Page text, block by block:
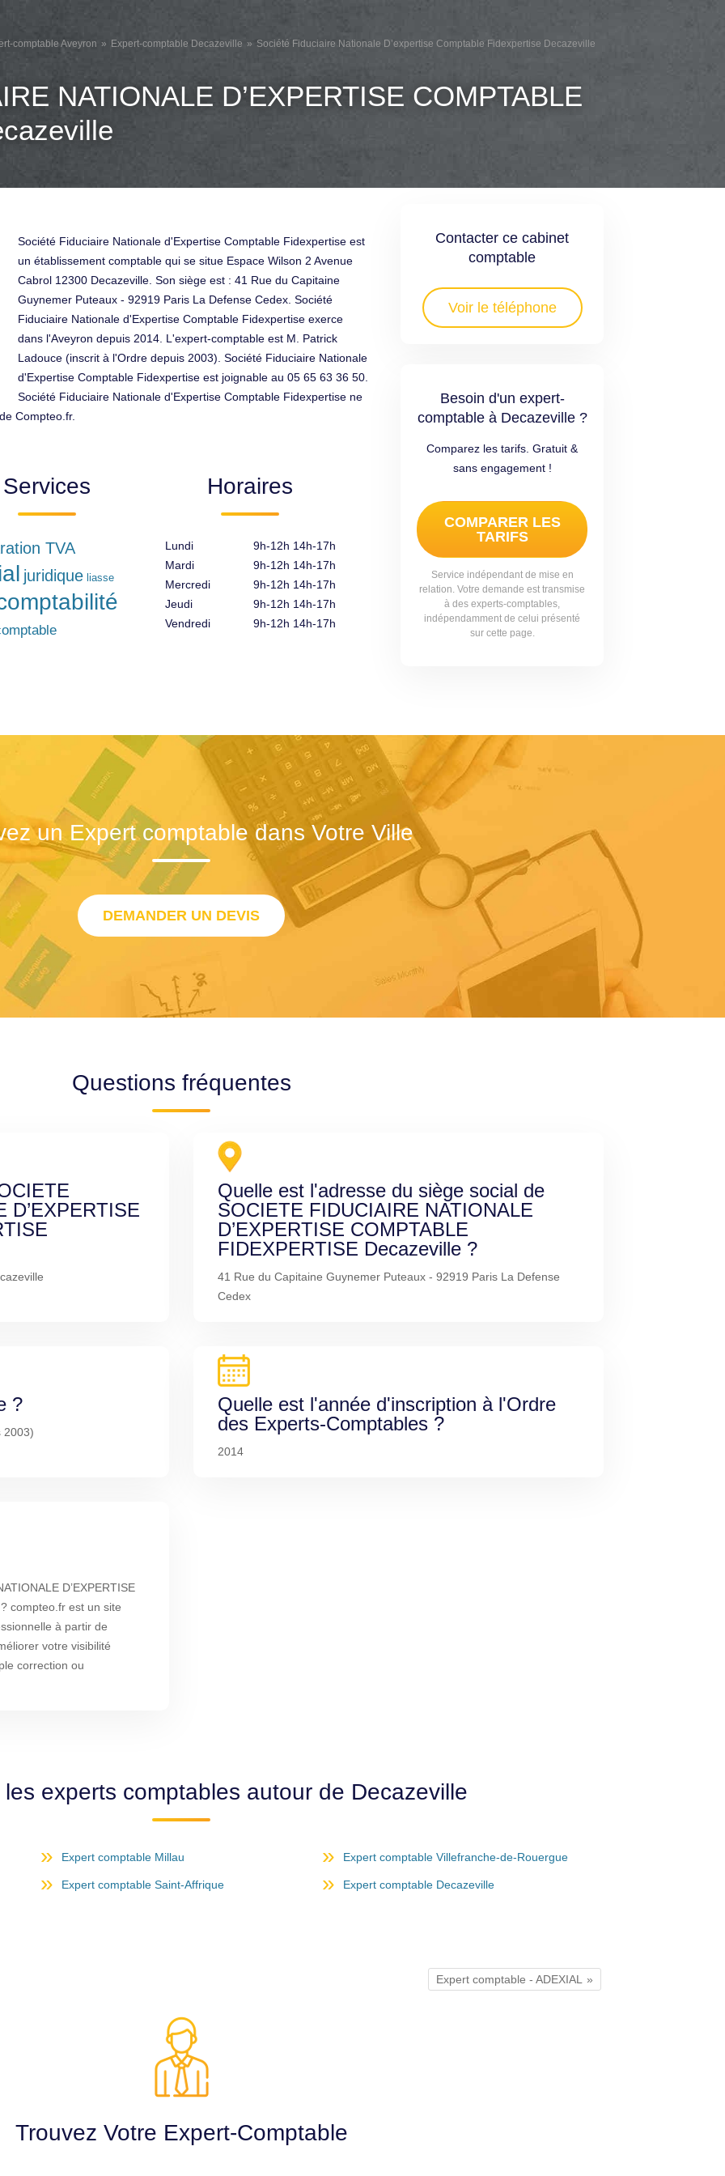
comptable Aveyron Expert-comptable Decazeville Société Fiduciaire Nationale D’expertise Comptable Fidexpertise Decazeville
NATIONALE D’EXPERTISE COMPTABLE
Contacter ce cabinet
comptable
Voir le téléphone
Besoin d'un expert-
comptable à Decazeville ?
Comparez les tarifs. Gratuit &
sans engagement !
COMPARER LES
TARIFS
Service indépendant de mise en
relation. Votre demande est transmise
à des experts-comptables,
indépendamment de celui présenté
sur cette page.
Société Fiduciaire Nationale d'Expertise Comptable Fidexpertise est
un établissement comptable qui se situe Espace Wilson 2 Avenue
Cabrol 12300 Decazeville. Son siège est : 41 Rue du Capitaine
Guynemer Puteaux - 92919 Paris La Defense Cedex. Société
Fiduciaire Nationale d'Expertise Comptable Fidexpertise exerce
dans l'Aveyron depuis 2014. L'expert-comptable est M. Patrick
Ladouce (inscrit à l'Ordre depuis 2003). Société Fiduciaire Nationale
d'Expertise Comptable Fidexpertise est joignable au 05 65 63 36 50.
Société Fiduciaire Nationale d'Expertise Comptable Fidexpertise ne
Compteo.fr.
Services
TVA
juridique liasse
Horaires
Lundi
Mardi
Mercredi
Jeudi
Vendredi
9h-12h 14h-17h
9h-12h 14h-17h
9h-12h 14h-17h
9h-12h 14h-17h
9h-12h 14h-17h
un Expert comptable dans Votre Ville
DEMANDER UN DEVIS
Questions fréquentes
D’EXPERTISE
Quelle est l'adresse du siège social de
SOCIETE FIDUCIAIRE NATIONALE
D’EXPERTISE COMPTABLE
FIDEXPERTISE Decazeville ?
41 Rue du Capitaine Guynemer Puteaux - 92919 Paris La Defense
Cedex
?
2003)
Quelle est l'année d'inscription à l'Ordre
des Experts-Comptables ?
2014
D’EXPERTISE
compteo.fr est un site
à partir de
votre visibilité
correction ou
experts comptables autour de Decazeville
Expert comptable Millau Expert comptable Villefranche-de-Rouergue
Expert comptable Saint-Affrique Expert comptable Decazeville
Expert comptable - ADEXIAL
Trouvez Votre Expert-Comptable